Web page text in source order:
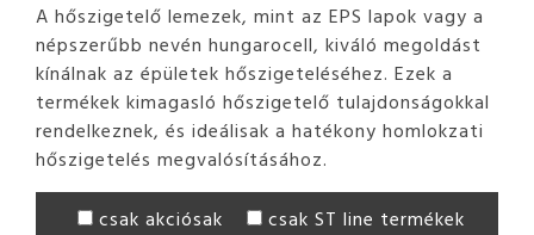
A hőszigetelő lemezek, mint az EPS lapok vagy a
népszerűbb nevén hungarocell, kiváló megoldást
kínálnak az épületek hőszigeteléséhez. Ezek a
termékek kimagasló hőszigetelő tulajdonságokkal
rendelkeznek, és ideálisak a hatékony homlokzati
hőszigetelés megvalósításához.
csak akciósak csak ST line termékek